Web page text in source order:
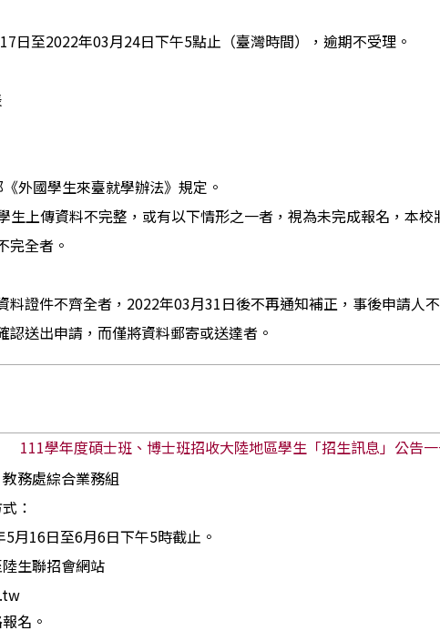
日至2022年03月24日下午5點止（臺灣時間），逾期不受理。
式
外國學生來臺就學辦法》規定。
生上傳資料不完整，或有以下情形之一者，視為未完成報名，本校
完全者。
料證件不齊全者，2022年03月31日後不再通知補正，事後申請人
認送出申請，而僅將資料郵寄或送達者。
111學年度碩士班、博士班招收大陸地區學生「招生訊息」公告
務處綜合業務組
：
5月16日至6月6日下午5時截止。
陸生聯招會網站
名。